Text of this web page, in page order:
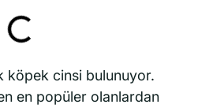
köpek cinsi bulunuyor.
en popüler olanlardan